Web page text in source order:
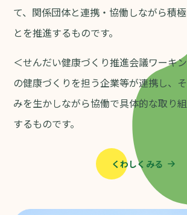
て、関係団体と連携・協働しながら積
とを推進するものです。
＜せんだい健康づくり推進会議ワーキ
の健康づくりを担う企業等が連携し、
みを生かしながら協働で具体的な取り
するものです。
くわしくみる